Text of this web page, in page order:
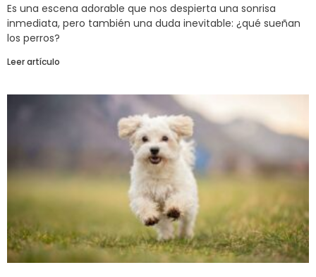
Es una escena adorable que nos despierta una sonrisa
inmediata, pero también una duda inevitable: ¿qué sueñan
los perros?
Leer artículo